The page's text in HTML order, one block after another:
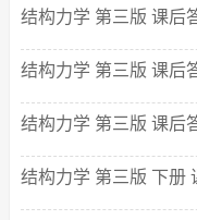
结构力学 第三版 课后
结构力学 第三版 课后
结构力学 第三版 课后
结构力学 第三版 下册